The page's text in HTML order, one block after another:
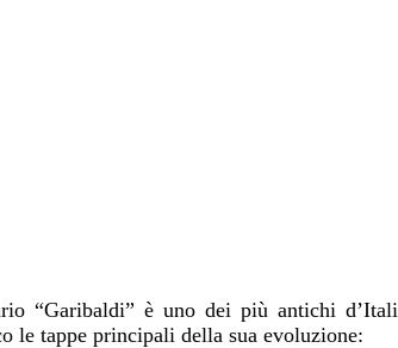
“Garibaldi” è uno dei più antichi
le tappe principali della sua evoluzione: